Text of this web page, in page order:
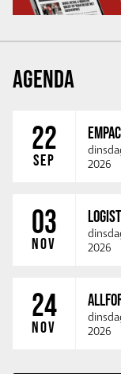
AGENDA
22
SEP
2026
03
NOV
2026
24
NOV
2026